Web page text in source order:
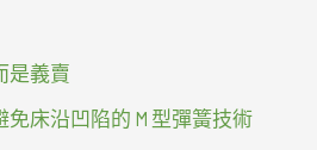
是義賣
床沿凹陷的 M 型彈簧技術